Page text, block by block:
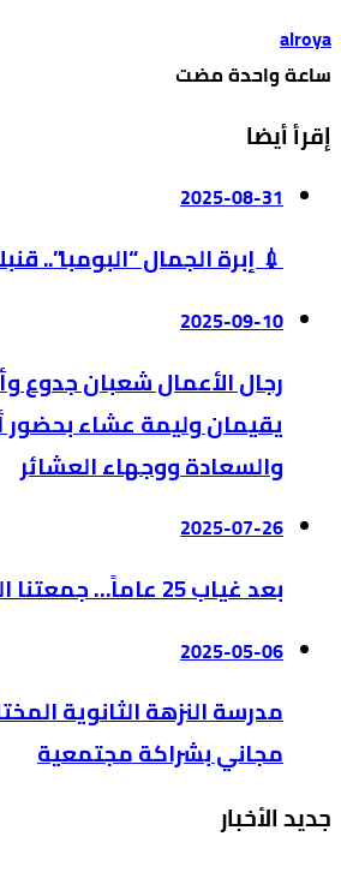
alroya
‫‫‫‏‫ساعة واحدة مضت‬
إقرأ أيضا
2025-08-31
💉 إبرة الجمال “البومبا”..
2025-09-10
رجال الأعمال شعبان جدوع
يقيمان وليمة عشاء بحضور
والسعادة ووجهاء العشائر
2025-07-26
بعد غياب 25 عاماً… جمعتنا الصدفة
2025-05-06
مدرسة النزهة الثانوية
مجاني بشراكة مجتمعية
جديد الأخبار